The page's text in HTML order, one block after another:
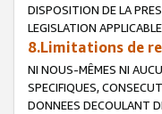
DISPOSITION DE LA
LEGISLATION
8.Limitations de
NI NOUS-MÊMES NI
SPECIFIQUES,
DONNEES DECOULANT